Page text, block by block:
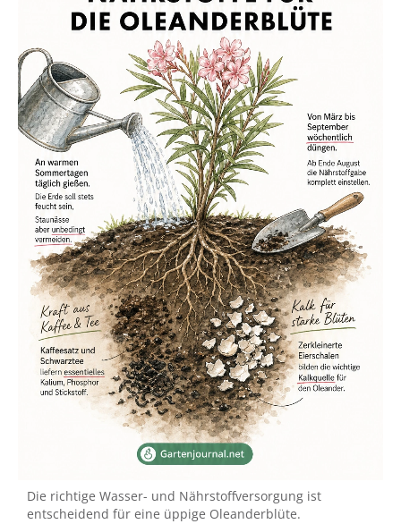
Die richtige Wasser- und Nährstoffversorgung ist
entscheidend für eine üppige Oleanderblüte.